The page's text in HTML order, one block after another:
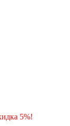
5%!